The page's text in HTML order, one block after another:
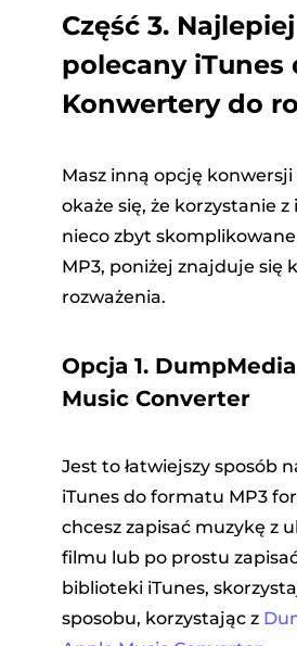
Część 3. Najlepiej
polecany iTunes
Konwertery do
Masz inną opcję konwersji
okaże się, że korzystanie z
nieco zbyt
MP3, poniżej znajduje się
rozważenia.
Opcja 1.
Music Converter
Jest to łatwiejszy sposób
iTunes do formatu MP3
chcesz zapisać muzykę z
filmu lub po prostu
biblioteki iTunes,
sposobu, korzystając z